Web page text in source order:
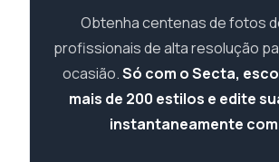
Obtenha centenas de fotos
profissionais de alta resolução
ocasião.Só com o Secta,
mais de 200 estilos e edite
instantaneamente com